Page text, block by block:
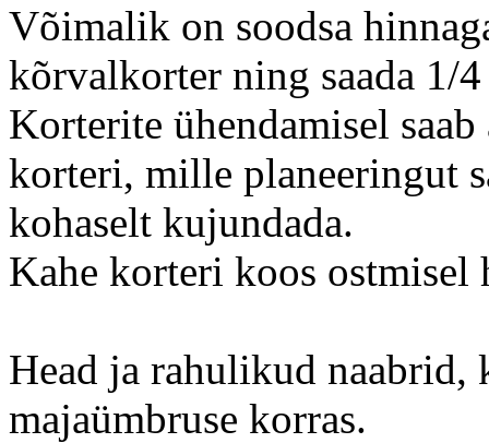
Võimalik on soodsa
kõrvalkorter ning saada 1/
Korterite ühendamisel
korteri, mille planeeringut
kohaselt kujundada.
Kahe korteri koos ostmisel
Head ja rahulikud naabrid,
majaümbruse korras.